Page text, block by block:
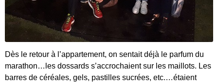
Dès le retour à l’appartement, on sentait déjà le parfum du
marathon…les dossards s’accrochaient sur les maillots. Les
barres de céréales, gels, pastilles sucrées, etc.…étaient